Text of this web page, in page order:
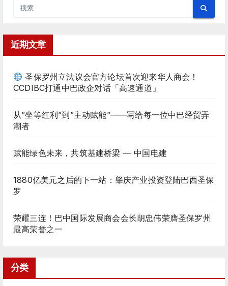
近期文章
圣保罗州立法议会官方论坛首次迎来华人商会！
CCDIBC打通中巴政企对话「高速通道」
从”坐等红利”到”主动赋能”——写给每一位中巴经贸弄
潮者
赋能绿色未来，共筑基建桥梁 — 中国电建
1880亿美元之后的下一站：肇庆产业投资登陆巴西圣保
罗
荣耀三连！巴中国际发展商会会长胡忠伟荣膺圣保罗州
最高荣誉之一
分类